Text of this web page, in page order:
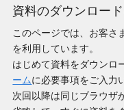
資料のダウンロー
このページでは、お客さ
を利用しています。
はじめて資料をダウンロ
ームに必要事項をご入力
次回以降は同じブラウザ